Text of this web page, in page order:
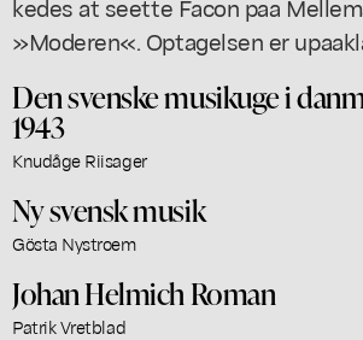
»Moderen«. Optagelsen er
Den svenske musikuge i
1943
Knudåge Riisager
Ny svensk musik
Gösta Nystroem
Johan Helmich Roman
Patrik Vretblad